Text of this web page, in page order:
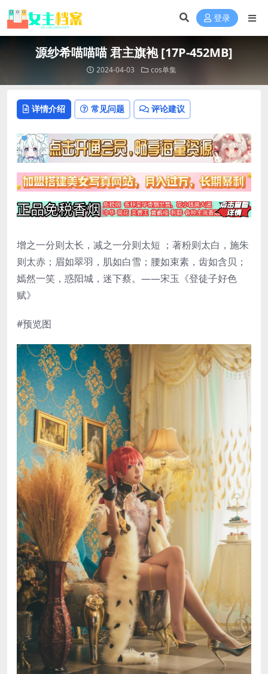
登录
源纱希喵喵喵 君主旗袍 [17P-452MB]
2024-04-03 cos单集
详情介绍 常见问题 评论建议
增之一分则太长，减之一分则太短 ；著粉则太白，施朱
则太赤；眉如翠羽，肌如白雪；腰如束素，齿如含贝；
嫣然一笑，惑阳城，迷下蔡。——宋玉《登徒子好色
赋》
#预览图